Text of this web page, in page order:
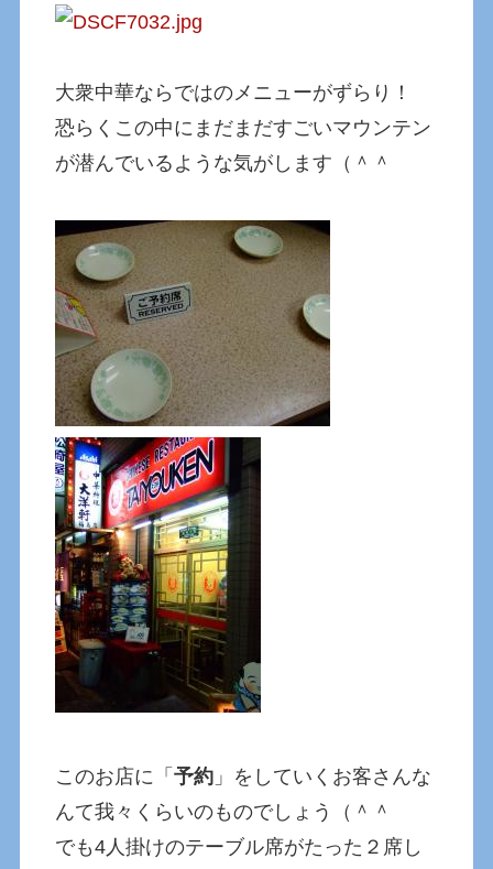
大衆中華ならではのメニューがずらり！
恐らくこの中にまだまだすごいマウンテン
が潜んでいるような気がします（＾＾
このお店に「予約 」をしていくお客さんな
んて我々くらいのものでしょう（＾＾
でも4人掛けのテーブル席がたった２席し